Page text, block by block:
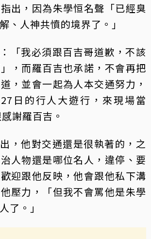
出，因為朱學恒名聲「已經臭
、人神共憤的境界了。」
「我必須跟百吉哥道歉，不該
，而羅百吉也承諾，不會再把
，並會一起為人本交通努力，
日的行人大遊行，來現場當
謝羅百吉。
，他對交通還是很執著的，之
人物還是哪位名人，違停、要
迎跟他反映，他會跟他私下溝
壓力，「但我不會罵他是朱學
了。」